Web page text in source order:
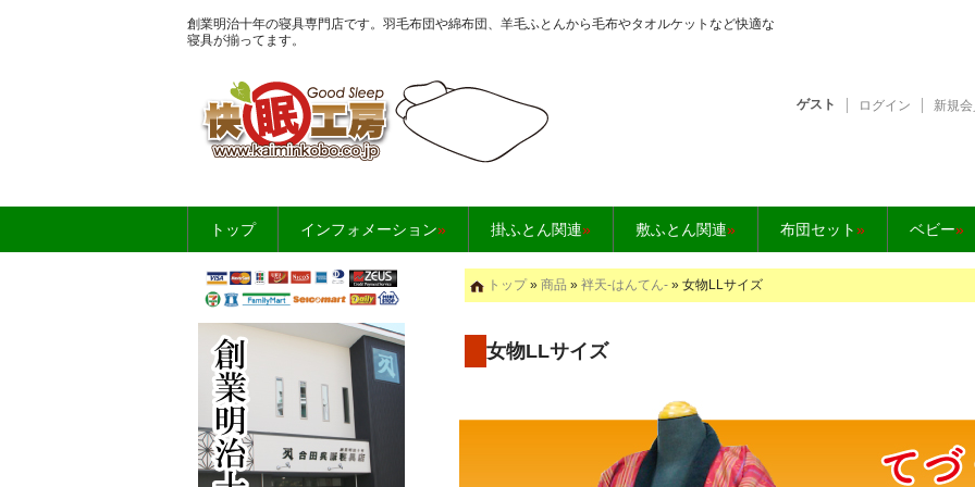
創業明治十年の寝具専門店です。羽毛布団や綿布団、羊毛ふとんから毛布やタオルケットなど快適な
寝具が揃ってます。
ゲスト ログイン 新規
トップ インフォメーション» 掛ふとん関連» 敷ふとん関連» 布団セット» ベビー»
トップ» 商品 » 袢天-はんてん- » 女物LLサイズ
女物LLサイズ